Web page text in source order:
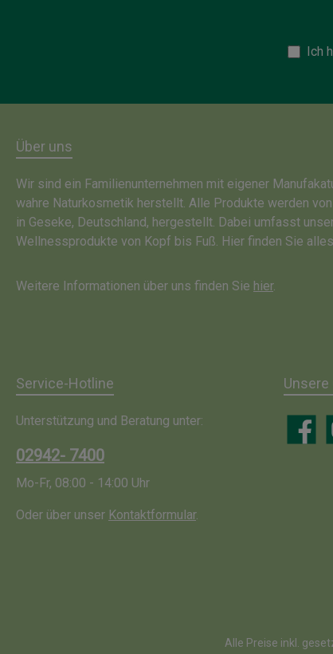
Ich
Über uns
Wir sind ein Familienunternehmen mit eigener
wahre Naturkosmetik herstellt. Alle Produkte werden
in Geseke, Deutschland, hergestellt. Dabei umfasst
Wellnessprodukte von Kopf bis Fuß. Hier finden Sie
Weitere Informationen über uns finden Sie hier.
Service-Hotline
Unterstützung und Beratung unter:
02942- 7400
Mo-Fr, 08:00 - 14:00 Uhr
Oder über unser Kontaktformular.
Alle Preise inkl.